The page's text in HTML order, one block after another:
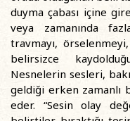
duyma çabası içine
veya zamanında
travmayı,
belirsizce
Nesnelerin sesleri,
geldiği erken zamanlı
eder. “Sesin olay